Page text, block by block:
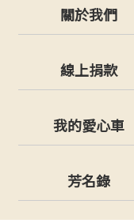
關於我們
線上捐款
我的愛心車
芳名錄